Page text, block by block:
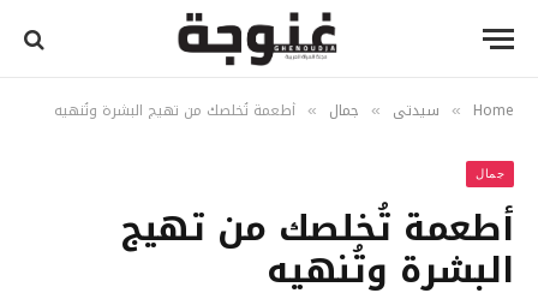
Home
» سيدتي » جمال » أطعمة تُخلصك من تهيج البشرة وتُنهيه
جمال
أطعمة تُخلصك من تهيج
البشرة وتُنهيه